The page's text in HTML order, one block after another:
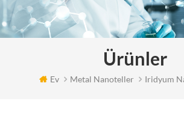
Ürünler
Ev Metal Nanoteller Iridyum